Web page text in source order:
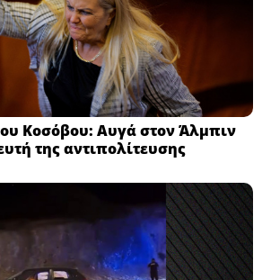
Κοσόβου: Αυγά στον Άλμπιν
της αντιπολίτευσης